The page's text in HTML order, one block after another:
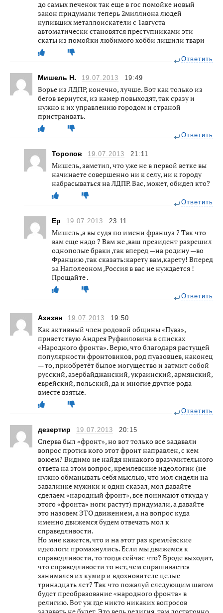
до самых печенок так еще в гос помойке новый
закон придумали теперь 2миллиона людей
купивших металлоискатели с 1августа
автоматически становятся преступниками эти
скаты из помойки любимого хобби лишили твари
Ответить
Мишель Н. 19.07.2013 19:49
Ворье из ЛДПР, конечно, лучше. Вот как только из
бегов вернутся, из камер повыходят, так сразу и
нужно к их управлению городом и страной
пристраивать.
Ответить
Торопов 19.07.2013 21:11
Мишель, заметил, что уже не в первой ветке вы
начинаете совершенно ни к селу, ни к городу
набрасываться на ЛДПР. Вас, может, обидел кто?
Ответить
Ер 19.07.2013 23:11
Мишель ,а вы судя по имени француз ? Так что
вам еще надо ? Вам же ,ваш президент разрешил
однополые браки ,так вперед —на родину —во
Францию ,так сказать:карету вам,карету! Вперед
за Наполеоном ,Россия в вас не нуждается !
Прощайте .
Ответить
Азизян 19.07.2013 19:50
Как активный член родовой общины «Пуаз»,
приветствую Андрея Руфаиловича в списках
«Народного фронта». Верю, что благодаря растущей
популярности фронтовиков, род пуазовцев, наконец
— то, приобретёт былое могущество и затмит собой
русский, азербайджанский, украинский, армянский,
еврейский, польский, да и многие другие рода
вместе взятые.
Ответить
дезертир 19.07.2013 20:15
Сперва был «фронт», но вот только все задавали
вопрос против кого этот фронт направлен, с кем
воюем? Видимо не найдя никакого вразумительного
ответа на этом вопрос, кремлевские идеологии (не
нужно обманывать себя мыслью, что мол сидели на
завалинке мужики и один сказал, мол давайте
сделаем «народный фронт», все понимают откуда у
этого «фронта» ноги растут) придумали, а давайте
это назовем ЭТО движением, а на вопрос куда
именно движемся будем отвечать мол к
справедливости.
Но мне кажется, что и на этот раз кремлёвские
идеологи промахнулись. Если мы движемся к
справедливости, то тогда сейчас что? Вроде выходит,
что справедливости то нет, чем спрашивается
занимался их кумир и вдохновителе целые
тринадцать лет? Так что пожалуй следующим шагом
будет преобразование «народного фронта» в
религию. Вот уж где никто никаких вопросов